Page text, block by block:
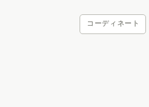
コーディネート